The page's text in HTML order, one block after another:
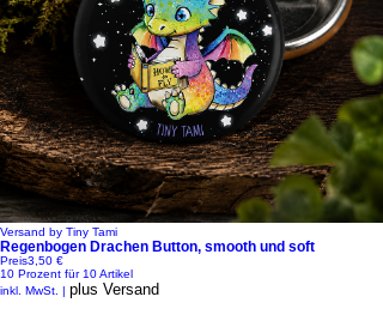
Versand by Tiny Tami
Regenbogen Drachen Button, smooth und soft
Preis3,50 €
10 Prozent für 10 Artikel
inkl. MwSt. | plus Versand